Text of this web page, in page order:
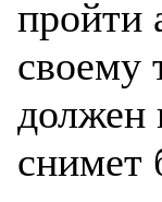
пройти
своему
должен
снимет